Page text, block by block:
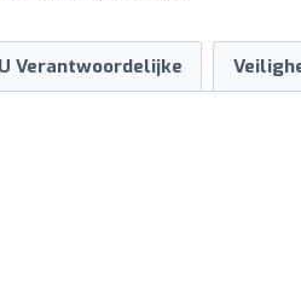
Verantwoordelijke